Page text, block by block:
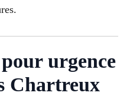
urgence
Chartreux